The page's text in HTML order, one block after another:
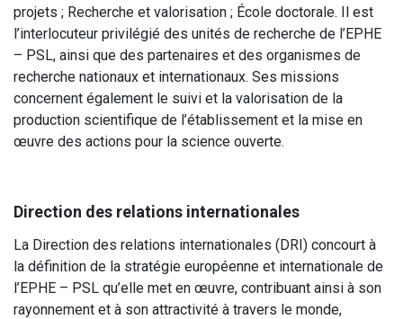
projets ; Recherche et valorisation ; École doctorale. Il est
l’interlocuteur privilégié des unités de recherche de l’EPHE
– PSL, ainsi que des partenaires et des organismes de
recherche nationaux et internationaux. Ses missions
concernent également le suivi et la valorisation de la
production scientifique de l’établissement et la mise en
œuvre des actions pour la science ouverte.
Direction des relations internationales
La Direction des relations internationales (DRI) concourt à
la définition de la stratégie européenne et internationale de
l’EPHE – PSL qu’elle met en œuvre, contribuant ainsi à son
rayonnement et à son attractivité à travers le monde,